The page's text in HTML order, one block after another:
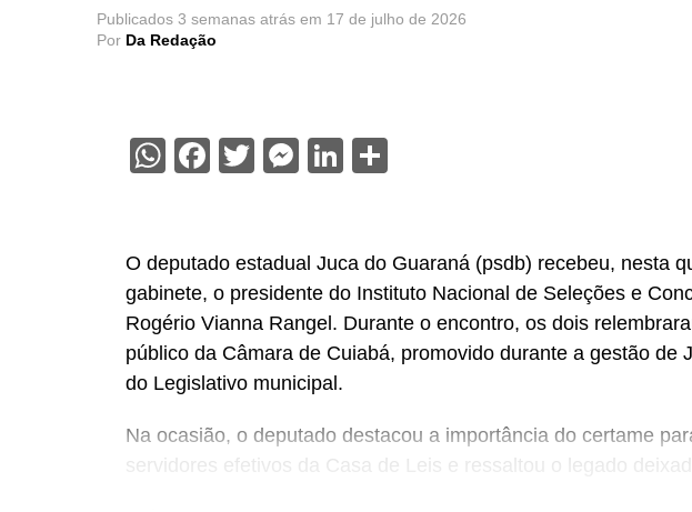
Publicados 3 semanas atrás em 17 de julho de 2026
Por Da Redação
WhatsApp
Facebook
Twitter
Messenger
LinkedIn
O deputado estadual Juca do Guaraná (psdb) recebeu, nesta
gabinete, o presidente do Instituto Nacional de Seleções e
Rogério Vianna Rangel. Durante o encontro, os dois
público da Câmara de Cuiabá, promovido durante a gestão de
do Legislativo municipal.
Na ocasião, o deputado destacou a importância do certame
servidores efetivos da Casa de Leis e ressaltou o legado